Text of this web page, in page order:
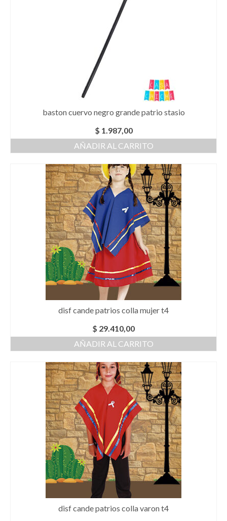
baston cuervo negro grande patrio stasio
$ 1.987,00
AÑADIR AL CARRITO
disf cande patrios colla mujer t4
$ 29.410,00
AÑADIR AL CARRITO
disf cande patrios colla varon t4